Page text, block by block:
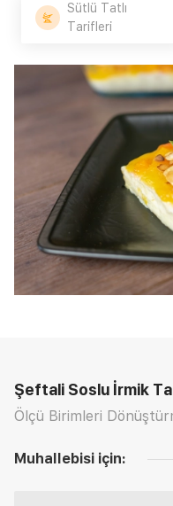
Sütlü Tatlı
Tarifleri
Şeftali Soslu İrmik
Ölçü Birimleri
Muhallebisi için: